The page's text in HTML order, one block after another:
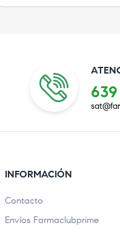
INFORMACIÓN
Contacto
Envíos Farmaclubprime